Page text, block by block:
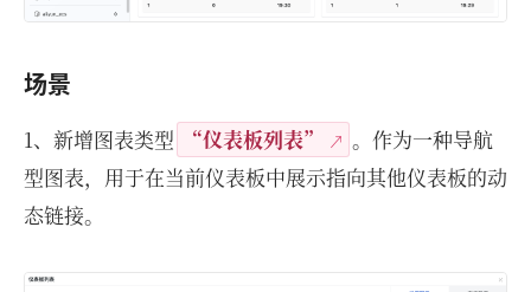
场景
1、新增图表类型 “仪表板列表”
。作为一种导航
型图表，用于在当前仪表板中展示指向其他仪表板的动
态链接。